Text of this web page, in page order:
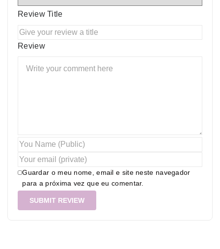
Review Title
Review
Guardar o meu nome, email e site neste navegador
para a próxima vez que eu comentar.